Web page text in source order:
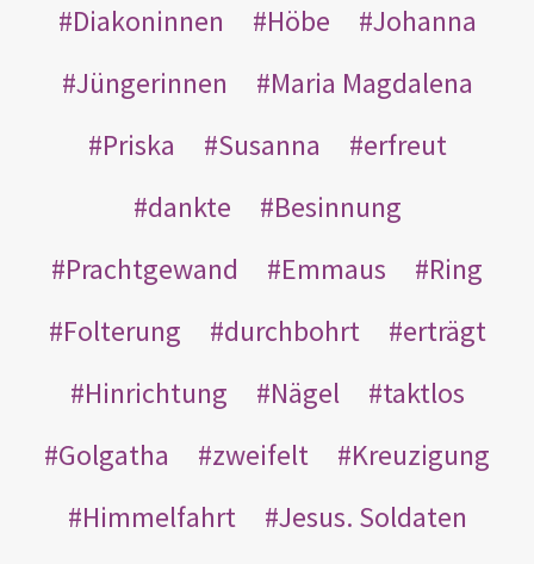
Diakoninnen
Höbe
Johanna
Jüngerinnen
Maria Magdalena
Priska
Susanna
erfreut
dankte
Besinnung
Prachtgewand
Emmaus
Ring
Folterung
durchbohrt
erträgt
Hinrichtung
Nägel
taktlos
Golgatha
zweifelt
Kreuzigung
Himmelfahrt
Jesus. Soldaten